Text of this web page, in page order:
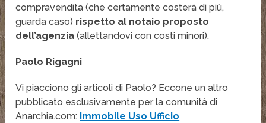
compravendita (che certamente costerà di più,
guarda caso) rispetto al notaio proposto
dell’agenzia (allettandovi con costi minori).
Paolo Rigagni
Vi piacciono gli articoli di Paolo? Eccone un altro
pubblicato esclusivamente per la comunità di
Anarchia.com: Immobile Uso Ufficio